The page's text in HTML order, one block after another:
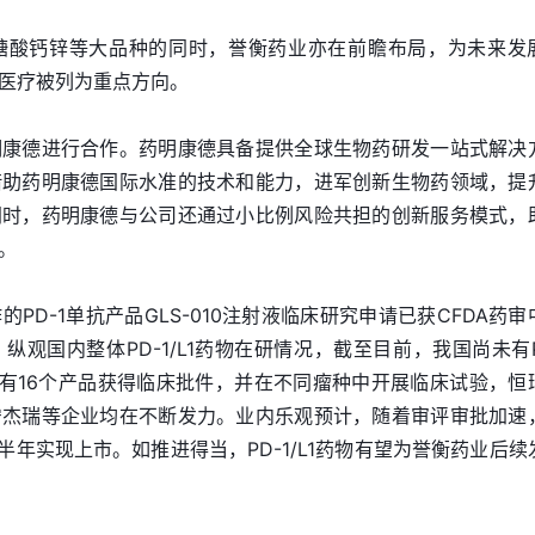
钙锌等大品种的同时，誉衡药业亦在前瞻布局，为未来发
疗被列为重点方向。
德进行合作。药明康德具备提供全球生物药研发一站式解决
药明康德国际水准的技术和能力，进军创新生物药领域，提
，药明康德与公司还通过小比例风险共担的创新服务模式，
PD-1单抗产品GLS-010注射液临床研究申请已获CFDA药审
观国内整体PD-1/L1药物在研情况，截至目前，我国尚未
16个产品获得临床批件，并在不同瘤种中开展临床试验，恒
瑞等企业均在不断发力。业内乐观预计，随着审评审批加速
年实现上市。如推进得当，PD-1/L1药物有望为誉衡药业后续